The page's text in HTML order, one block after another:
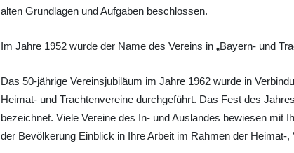
alten Grundlagen und Aufgaben beschlossen.
Im Jahre 1952 wurde der Name des Vereins in „Bayern- und
Das 50-jährige Vereinsjubiläum im Jahre 1962 wurde in
Heimat- und Trachtenvereine durchgeführt. Das Fest des
bezeichnet. Viele Vereine des In- und Auslandes bewiesen mit
der Bevölkerung Einblick in Ihre Arbeit im Rahmen der Heimat-